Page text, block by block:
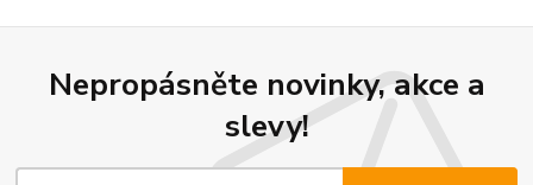
Nepropásněte novinky, akce a
slevy!